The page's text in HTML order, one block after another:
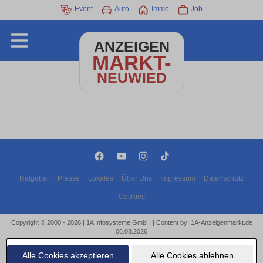
Alle Cookies akzeptieren Alle Cookies ablehnen
Event Auto Immo Job
ANZEIGEN
MARKT-
NEUWIED
Ratgeber Presse Lokales Über Uns Impressum Datenschutz
Cookies
Copyright © 2000 - 2026 | 1A Infosysteme GmbH | Content by: 1A-Anzeigenmarkt.de
06.08.2026